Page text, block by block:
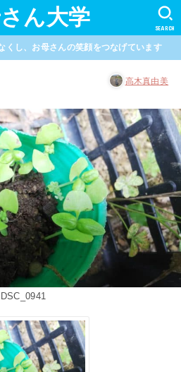
ん大学 SEARCH
くし、お母さんの笑顔をつなげています
高木真由美
DSC_0941